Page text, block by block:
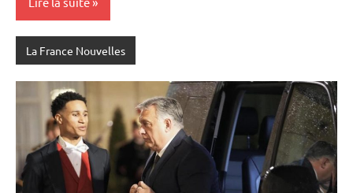
La France Nouvelles